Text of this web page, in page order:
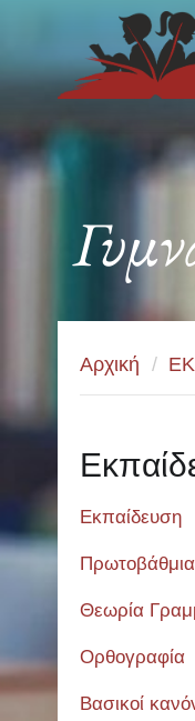
Αρχική /
Εκπαίδευση
Θεωρία
Ορθογραφία
Βασικοί